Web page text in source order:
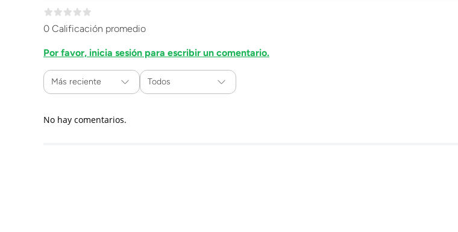
0 Calificación promedio
Por favor, inicia sesión para escribir un comentario.
Más reciente Todos
No hay comentarios.